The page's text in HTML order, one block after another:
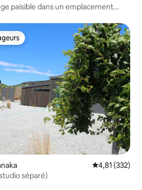
paisible dans un emplacement
Évaluation
4,81 (332)
séparé)